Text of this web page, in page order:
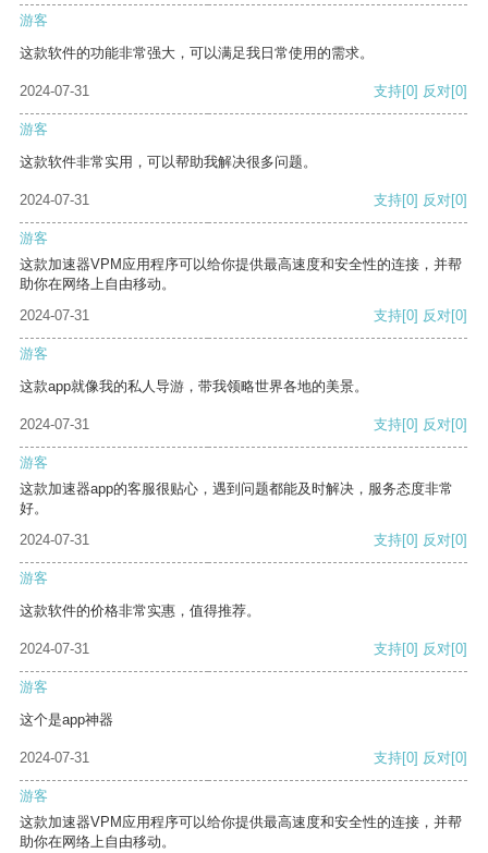
游客
这款软件的功能非常强大，可以满足我日常使用的需求。
2024-07-31 支持[0] 反对[0]
游客
这款软件非常实用，可以帮助我解决很多问题。
2024-07-31 支持[0] 反对[0]
游客
这款加速器VPM应用程序可以给你提供最高速度和安全性的连接，并帮
助你在网络上自由移动。
2024-07-31
支持[0] 反对[0]
游客
这款app就像我的私人导游，带我领略世界各地的美景。
2024-07-31 支持[0] 反对[0]
游客
这款加速器app的客服很贴心，遇到问题都能及时解决，服务态度非常
好。
2024-07-31
支持[0] 反对[0]
游客
这款软件的价格非常实惠，值得推荐。
2024-07-31 支持[0] 反对[0]
游客
这个是app神器
2024-07-31 支持[0] 反对[0]
游客
这款加速器VPM应用程序可以给你提供最高速度和安全性的连接，并帮
助你在网络上自由移动。